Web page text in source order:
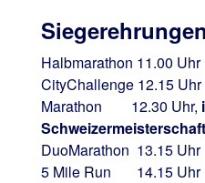
Siegerehrungen
Halbmarathon 11.00 Uhr
CityChallenge 12.15 Uhr
Marathon 12.30 Uhr,
Schweizermeisterschaft
DuoMarathon 13.15 Uhr
5 Mile Run 14.15 Uhr